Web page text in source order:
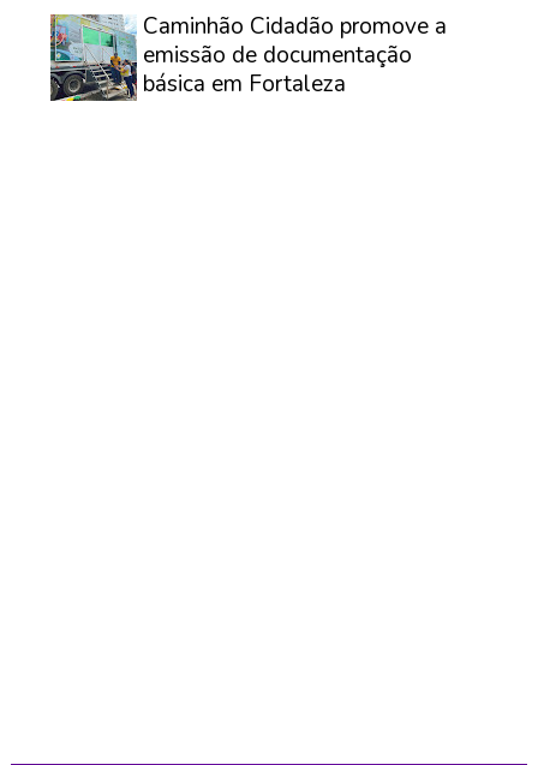
Caminhão Cidadão promove a
emissão de documentação
básica em Fortaleza